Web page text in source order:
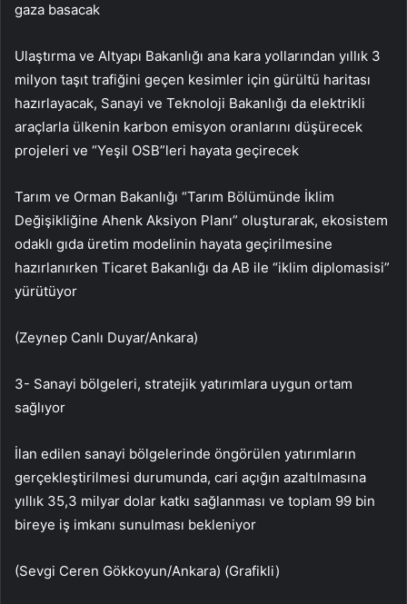
gaza basacak
Ulaştırma ve Altyapı Bakanlığı ana kara yollarından yıllık 3
milyon taşıt trafiğini geçen kesimler için gürültü haritası
hazırlayacak, Sanayi ve Teknoloji Bakanlığı da elektrikli
araçlarla ülkenin karbon emisyon oranlarını düşürecek
projeleri ve “Yeşil OSB”leri hayata geçirecek
Tarım ve Orman Bakanlığı “Tarım Bölümünde İklim
Değişikliğine Ahenk Aksiyon Planı” oluşturarak, ekosistem
odaklı gıda üretim modelinin hayata geçirilmesine
hazırlanırken Ticaret Bakanlığı da AB ile “iklim diplomasisi”
yürütüyor
(Zeynep Canlı Duyar/Ankara)
3- Sanayi bölgeleri, stratejik yatırımlara uygun ortam
sağlıyor
İlan edilen sanayi bölgelerinde öngörülen yatırımların
gerçekleştirilmesi durumunda, cari açığın azaltılmasına
yıllık 35,3 milyar dolar katkı sağlanması ve toplam 99 bin
bireye iş imkanı sunulması bekleniyor
(Sevgi Ceren Gökkoyun/Ankara) (Grafikli)